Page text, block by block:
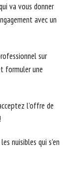
va vous donner
avec un
sur
formuler une
l’offre de
nuisibles qui s’en